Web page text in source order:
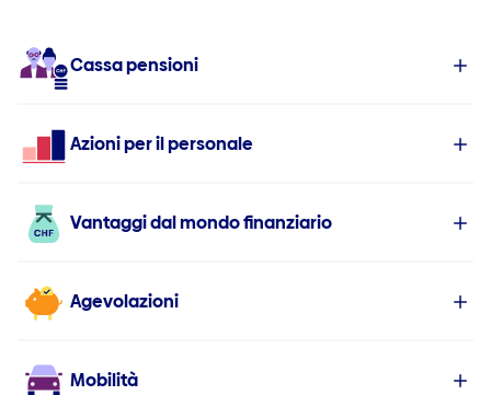
Cassa pensioni
Azioni per il personale
Vantaggi dal mondo finanziario
Agevolazioni
Mobilità